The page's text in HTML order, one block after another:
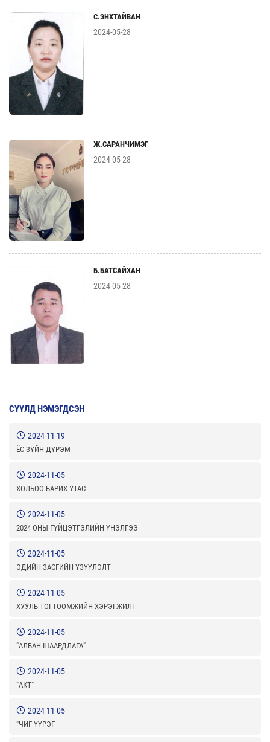
С.ЭНХТАЙВАН
2024-05-28
Ж.САРАНЧИМЭГ
2024-05-28
Б.БАТСАЙХАН
2024-05-28
СҮҮЛД НЭМЭГДСЭН
2024-11-19
ЁС ЗҮЙН ДҮРЭМ
2024-11-05
ХОЛБОО БАРИХ УТАС
2024-11-05
2024 ОНЫ ГҮЙЦЭТГЭЛИЙН ҮНЭЛГЭЭ
2024-11-05
ЭДИЙН ЗАСГИЙН ҮЗҮҮЛЭЛТ
2024-11-05
ХУУЛЬ ТОГТООМЖИЙН ХЭРЭГЖИЛТ
2024-11-05
"АЛБАН ШААРДЛАГА"
2024-11-05
"АКТ"
2024-11-05
"ЧИГ ҮҮРЭГ